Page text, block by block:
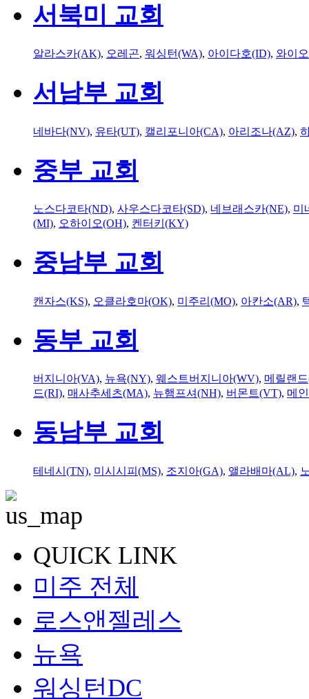
서북미 교회
알라스카(AK), 오레곤, 워싱턴(WA), 아이다호(ID), 와이
서남부 교회
네바다(NV), 유타(UT), 캘리포니아(CA), 아리조나(AZ),
중부 교회
노스다코타(ND), 사우스다코타(SD), 네브래스카(NE), 미
(MI), 오하이오(OH), 켄터키(KY)
중남부 교회
캔자스(KS), 오클라호마(OK), 미주리(MO), 아칸소(AR),
동부 교회
버지니아(VA), 뉴욕(NY), 웨스트버지니아(WV), 메릴랜
드(RI), 매사추세츠(MA), 뉴햄프셔(NH), 버몬트(VT), 메
동남부 교회
테네시(TN), 미시시피(MS), 조지아(GA), 앨라배마(AL),
QUICK LINK
미주 전체
로스앤젤레스
뉴욕
워싱턴DC